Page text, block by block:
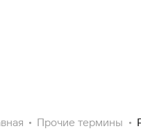
Прочие термины